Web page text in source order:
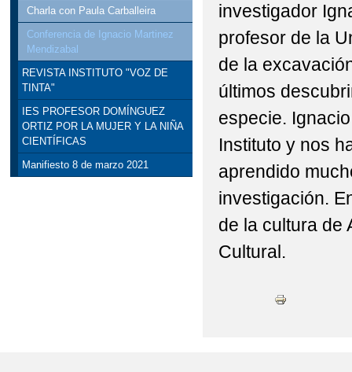
VISITA VIRTUAL
DOCUMENTOS
TÍTULOS DE
BLOG DEL EQUIPO
CIENCIA CON
FORMACIÓN
MATRICULA 22-23 FP
Charla con Paula Carballeira
Conferencia de Ignacio Martinez
Mendizabal
REVISTA INSTITUTO "VOZ DE
TINTA"
IES PROFESOR DOMÍNGUEZ
ORTIZ POR LA MUJER Y LA NIÑA
CIENTÍFICAS
Manifiesto 8 de marzo 2021
investigador
profesor de la
de la
últimos
especie.
Instituto y nos
aprendido
investigación.
de la cultura de
Cultural.